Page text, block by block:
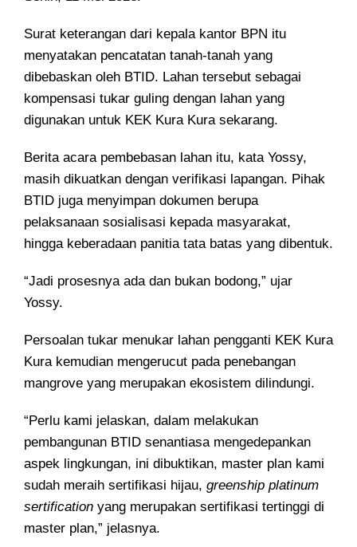
Surat keterangan dari kepala kantor BPN itu
menyatakan pencatatan tanah-tanah yang
dibebaskan oleh BTID. Lahan tersebut sebagai
kompensasi tukar guling dengan lahan yang
digunakan untuk KEK Kura Kura sekarang.
Berita acara pembebasan lahan itu, kata Yossy,
masih dikuatkan dengan verifikasi lapangan. Pihak
BTID juga menyimpan dokumen berupa
pelaksanaan sosialisasi kepada masyarakat,
hingga keberadaan panitia tata batas yang dibentuk.
“Jadi prosesnya ada dan bukan bodong,” ujar
Yossy.
Persoalan tukar menukar lahan pengganti KEK Kura
Kura kemudian mengerucut pada penebangan
mangrove yang merupakan ekosistem dilindungi.
“Perlu kami jelaskan, dalam melakukan
pembangunan BTID senantiasa mengedepankan
aspek lingkungan, ini dibuktikan, master plan kami
sudah meraih sertifikasi hijau, greenship platinum
sertification yang merupakan sertifikasi tertinggi di
master plan,” jelasnya.